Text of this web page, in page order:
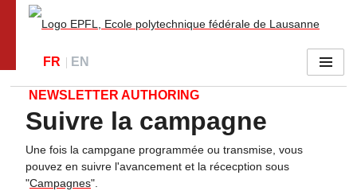
NEWSLETTER AUTHORING
FR EN Menu
Suivre la campagne
Suivi de campagne
Une fois la campgane programmée ou transmise, vous
pouvez en suivre l'avancement et la récecption sous
"Campagnes".